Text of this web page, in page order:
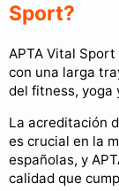
Sport?
APTA Vital
con una larga
del fitness, yoga
La acreditación
es crucial en la
españolas, y
calidad que